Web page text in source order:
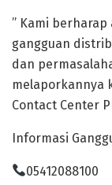
” Kami
gangguan
dan
melaporkannya
Contact Center
Informasi
05412088100